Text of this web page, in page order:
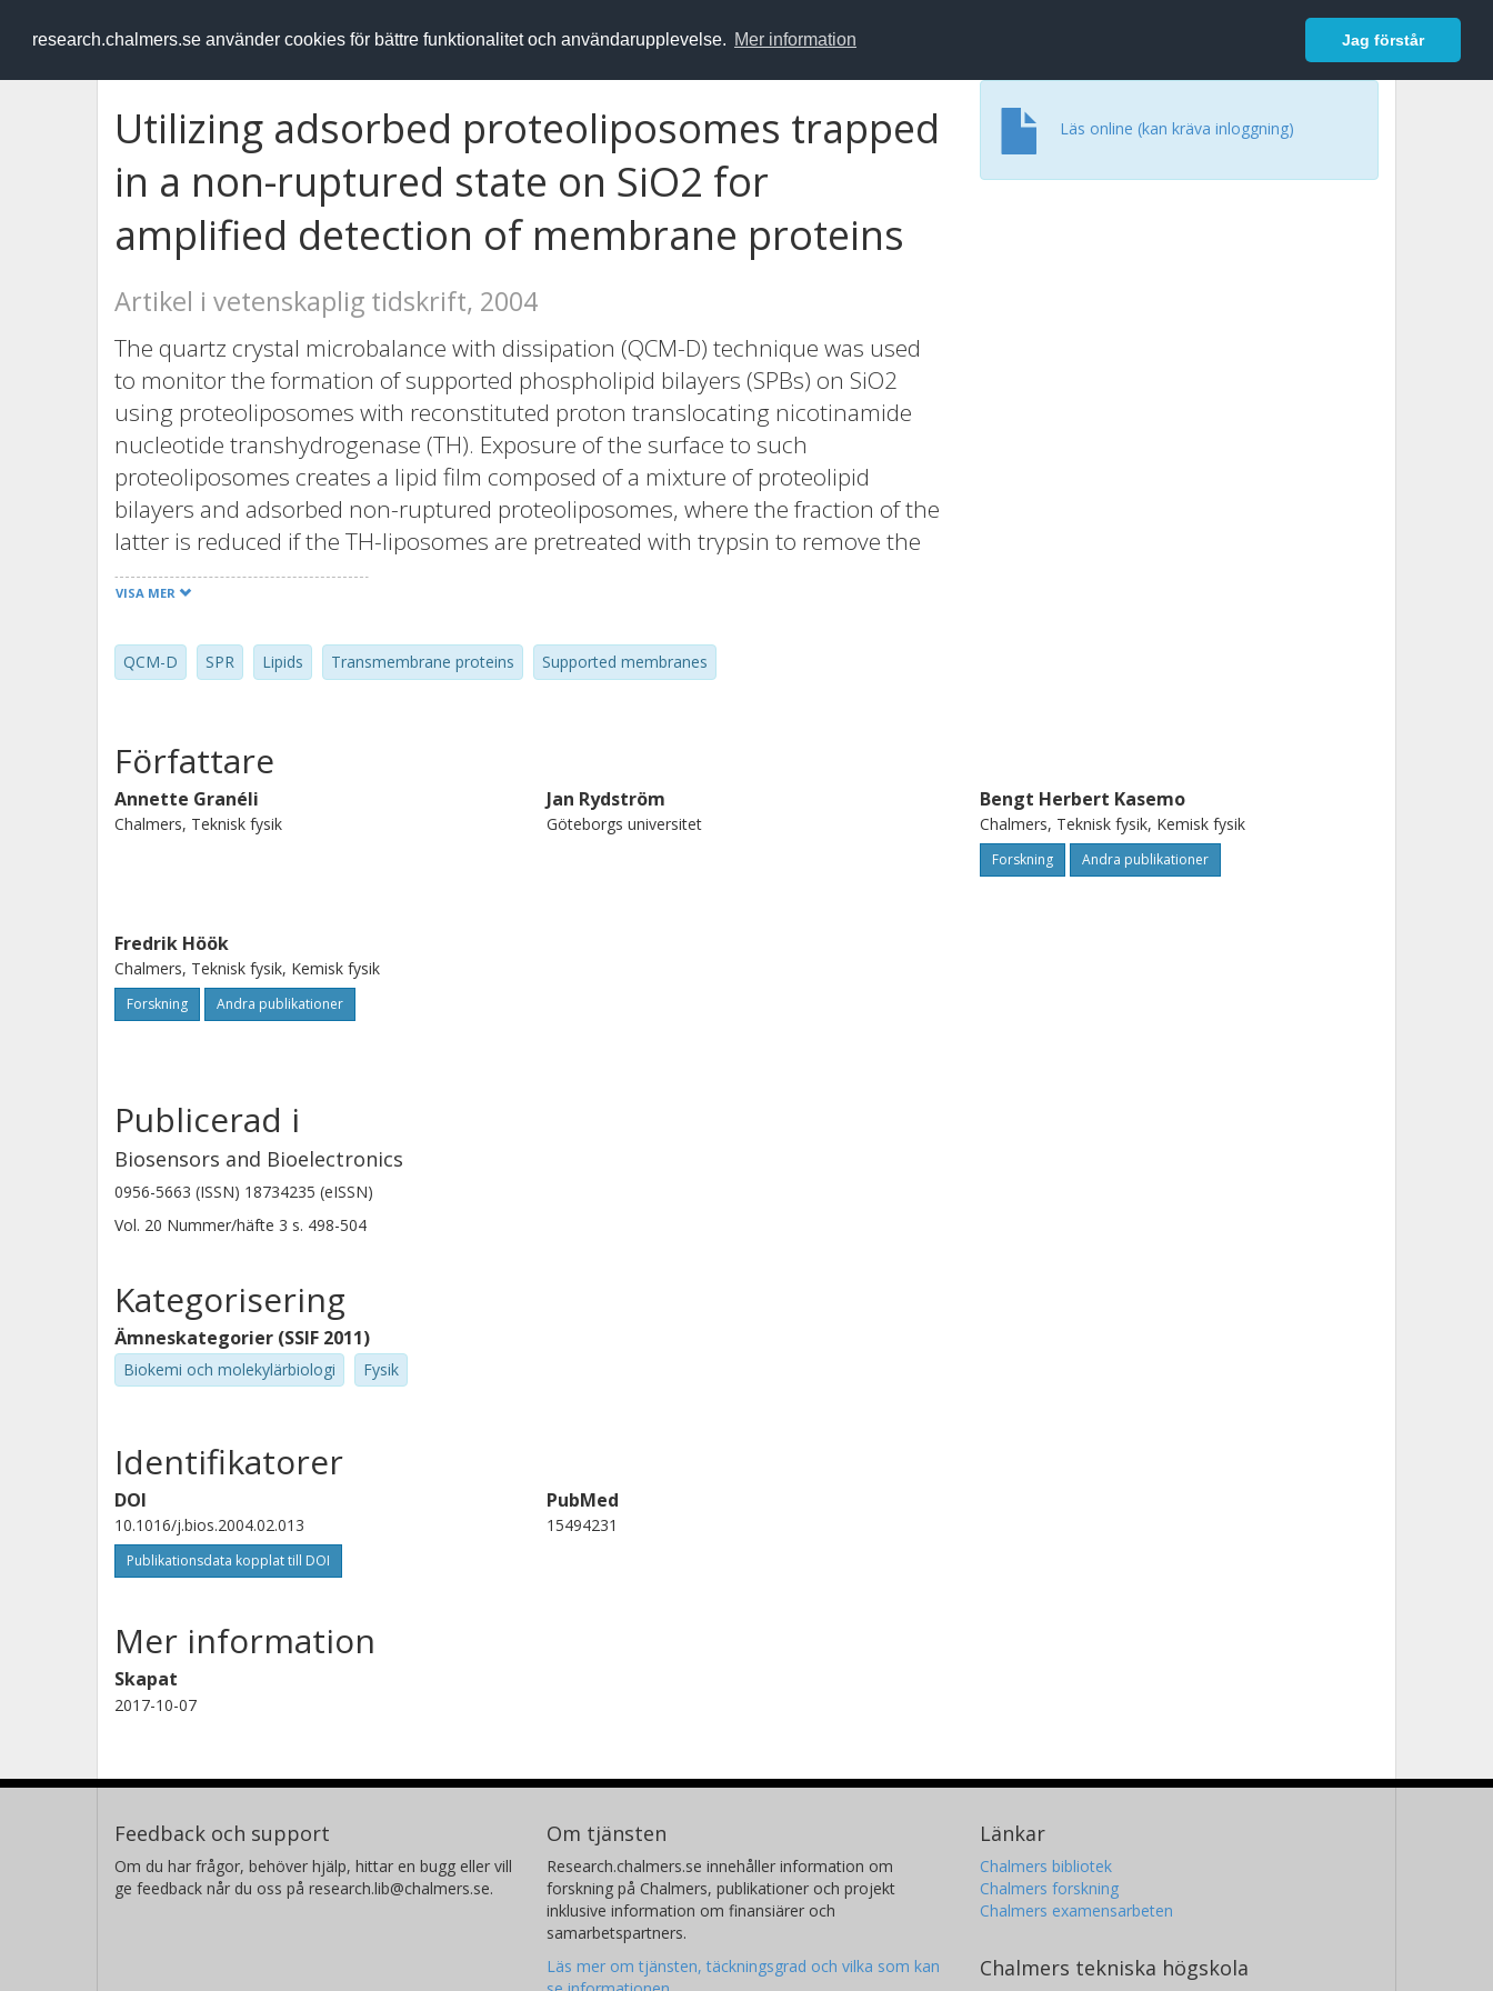
research.chalmers.se använder cookies för bättre funktionalitet och användarupplevelse. Mer information Jag förstår
RESEARCH.chalmers.se Logga in
Utilizing adsorbed proteoliposomes trapped
in a non-ruptured state on SiO2 for
amplified detection of membrane proteins
Artikel i vetenskaplig tidskrift, 2004
The quartz crystal microbalance with dissipation (QCM-D) technique was used
to monitor the formation of supported phospholipid bilayers (SPBs) on SiO2
using proteoliposomes with reconstituted proton translocating nicotinamide
nucleotide transhydrogenase (TH). Exposure of the surface to such
proteoliposomes creates a lipid film composed of a mixture of proteolipid
bilayers and adsorbed non-ruptured proteoliposomes, where the fraction of the
latter is reduced if the TH-liposomes are pretreated with trypsin to remove the
water soluble domains of TH [Langmuir 19 (2003) 842]. In the present work, the
latter study is complemented by investigating the influence of trypsin treatment
of the mixed adlayer (proteolipid bilayer + non-ruptured proteoliposomes) after
adsorption on the surface. This demonstrates how trypsin-cleavage induced
VISA MER
QCM-D SPR Lipids Transmembrane proteins Supported membranes
Läs online (kan kräva inloggning)
Författare
Annette Granéli
Chalmers, Teknisk fysik
Jan Rydström
Göteborgs universitet
Bengt Herbert Kasemo
Chalmers, Teknisk fysik, Kemisk fysik
Forskning Andra publikationer
Fredrik Höök
Chalmers, Teknisk fysik, Kemisk fysik
Forskning Andra publikationer
Publicerad i
Biosensors and Bioelectronics
0956-5663 (ISSN) 18734235 (eISSN)
Vol. 20 Nummer/häfte 3 s. 498-504
Kategorisering
Ämneskategorier (SSIF 2011)
Biokemi och molekylärbiologi Fysik
Identifikatorer
DOI
10.1016/j.bios.2004.02.013
Publikationsdata kopplat till DOI
PubMed
15494231
Mer information
Skapat
2017-10-07
Feedback och support
Om du har frågor, behöver hjälp, hittar en bugg eller vill
ge feedback når du oss på research.lib@chalmers.se.
Om tjänsten
Research.chalmers.se innehåller information om
forskning på Chalmers, publikationer och projekt
inklusive information om finansiärer och
samarbetspartners.
Läs mer om tjänsten, täckningsgrad och vilka som kan
Länkar
Chalmers bibliotek
Chalmers forskning
Chalmers examensarbeten
Chalmers tekniska högskola